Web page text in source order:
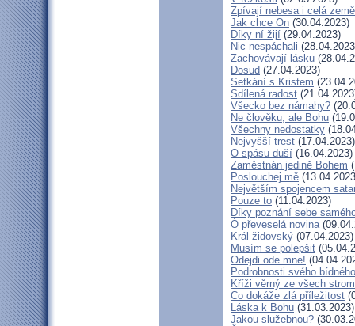
Zpívají nebesa i celá země
Jak chce On (30.04.2023)
Díky ní žijí (29.04.2023)
Nic nespáchali
Zachovávají lásku
Dosud (27.04.2023)
Setkání s Kristem
Sdílená radost
Všecko bez námahy?
Ne člověku, ale Bohu
Všechny nedostatky
Nejvyšší trest (17.04.2023)
O spásu duší (16.04.2023)
Zaměstnán jedině Bohem
Poslouchej mě
Největším spojencem
Pouze to (11.04.2023)
Díky poznání sebe
Ó převeselá novina
Král židovský (07.04.2023)
Musím se polepšit
Odejdi ode mne!
Podrobnosti svého
Kříži věrný ze všech
Co dokáže zlá příležitost
Láska k Bohu (31.03.2023)
Jakou služebnou?